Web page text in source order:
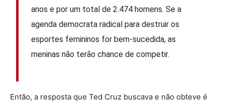
anos e por um total de 2.474 homens. Se a
agenda democrata radical para destruir os
esportes femininos for bem-sucedida, as
meninas não terão chance de competir.
Então, a resposta que Ted Cruz buscava e não obteve é